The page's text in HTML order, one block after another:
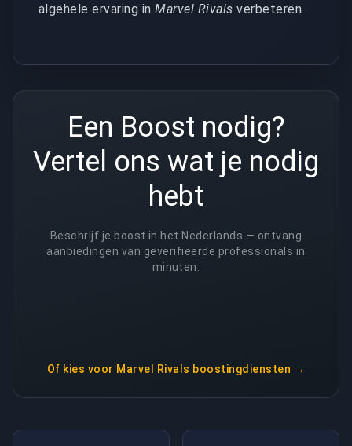
algehele ervaring inMarvel Rivals verbeteren.
Een Boost nodig?
Vertel ons wat je nodig
hebt
Beschrijf je boost in het Nederlands — ontvang
aanbiedingen van geverifieerde professionals in
minuten.
Of kies voor Marvel Rivals boostingdiensten →